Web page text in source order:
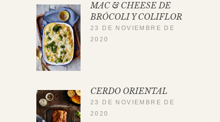
MAC & CHEESE DE
BRÓCOLI Y COLIFLOR
23 DE NOVIEMBRE DE
2020
CERDO ORIENTAL
23 DE NOVIEMBRE DE
2020